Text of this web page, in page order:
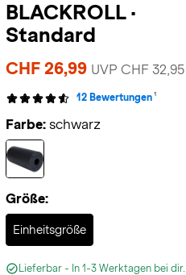
BLACKROLL ·
Standard
CHF 26,99 UVP CHF 32,95
12 Bewertungen 1
Farbe: schwarz
Größe:
Einheitsgröße
Selected
Lieferbar - In 1-3 Werktagen bei dir.